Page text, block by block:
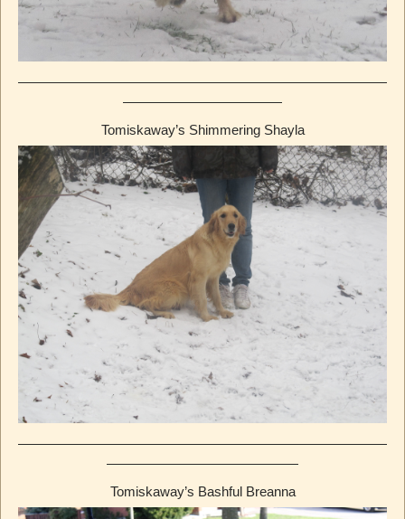
Tomiskaway’s Shimmering Shayla
Tomiskaway’s Bashful Breanna